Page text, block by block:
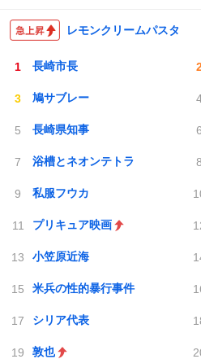
レモンクリームパスタ
長崎市長
鳩サブレー
長崎県知事
浴槽とネオンテトラ
私服フウカ
プリキュア映画
小笠原近海
米兵の性的暴行事件
シリア代表
敦也